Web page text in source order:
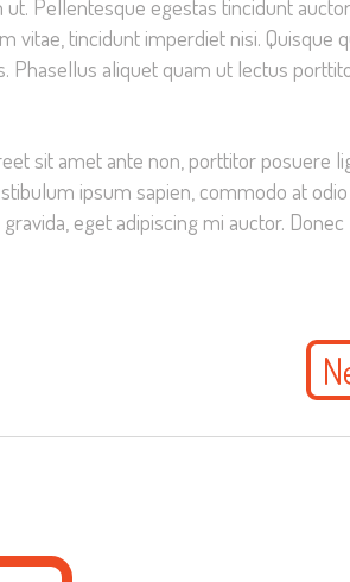
Pellentesque egestas tincidunt
vitae, tincidunt imperdiet nisi. Quisque
Phasellus aliquet quam ut lectus
sit amet ante non, porttitor posuere
ipsum sapien, commodo at
eget adipiscing mi auctor. Donec